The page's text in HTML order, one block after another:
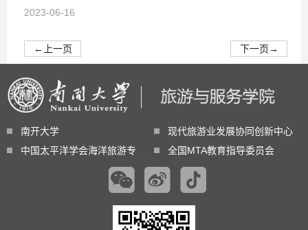
2023-06-16
← 上一页 下一页→
南开大学
现代旅游业发展协同创新中心
中国太平洋学会海洋旅游专业委员会
全国MTA教育指导委员会